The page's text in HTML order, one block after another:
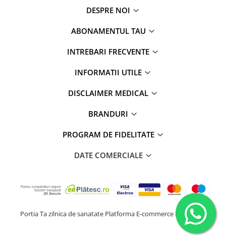
DESPRE NOI
ABONAMENTUL TAU
INTREBARI FRECVENTE
INFORMATII UTILE
DISCLAIMER MEDICAL
BRANDURI
PROGRAM DE FIDELITATE
DATE COMERCIALE
Portia Ta zilnica de sanatate Platforma E-commerce by Gomag